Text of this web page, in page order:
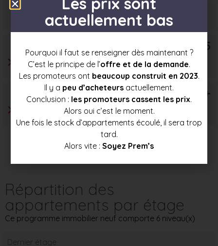
Prix mini
202 500 €
Prix moyen
215 000 €
Prix max
227 000 €
T5
T6+
Répartition des
appartements par étage
Ce programme immobilier neuf comporte 6 niveau(x)
Dernier étage
actuellement bas
Pourquoi il faut se renseigner dès maintenant ?
C’est le principe de l’offre et de la demande.
Les promoteurs ont beaucoup construit en 2023.
Il y a peu d’acheteurs actuellement.
Conclusion : les promoteurs cassent les prix.
Alors oui c’est le moment.
Une fois le stock d’appartements écoulé, il sera trop
tard.
Alors vite : Soyez Prem’s